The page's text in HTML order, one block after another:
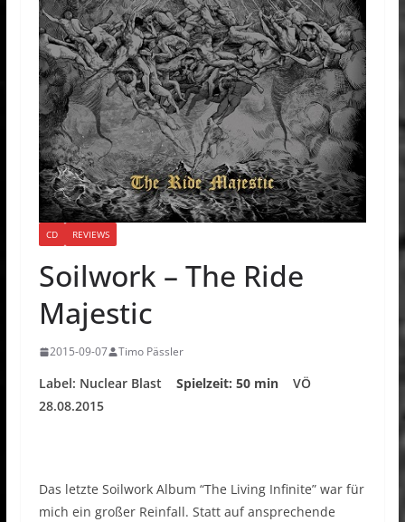
CD REVIEWS
Soilwork – The Ride
Majestic
2015-09-07 Timo Pässler
Label: Nuclear Blast Spielzeit: 50 min VÖ
28.08.2015
Das letzte Soilwork Album “The Living Infinite” war für
mich ein großer Reinfall. Statt auf ansprechende